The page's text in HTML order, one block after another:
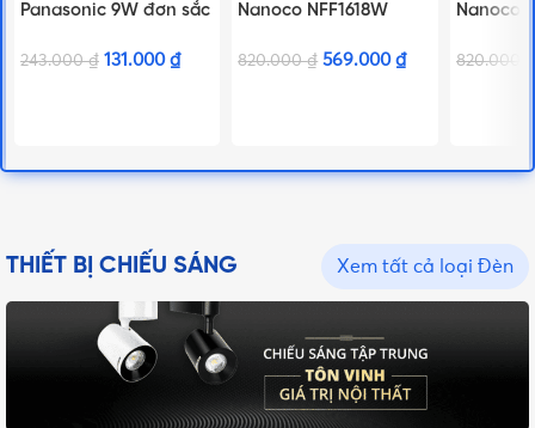
Panasonic 9W đơn sắc
| DN 2G Series
243.000₫ 131.000 ₫
Nanoco NFF1618W
820.000₫ 569.000₫
Nanoco
820.000
THIẾT BỊ CHIẾU SÁNG Xem tất cả loại Đèn